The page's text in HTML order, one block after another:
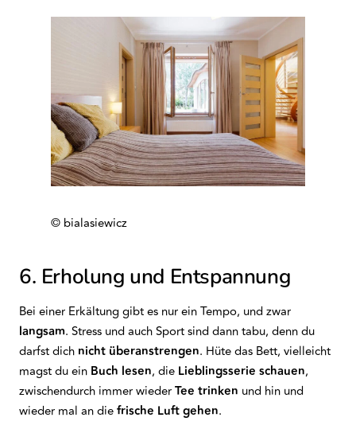
© bialasiewicz
6. Erholung und Entspannung
Bei einer Erkältung gibt es nur ein Tempo, und zwar
langsam. Stress und auch Sport sind dann tabu, denn du
darfst dich nicht überanstrengen. Hüte das Bett, vielleicht
magst du ein Buch lesen, die Lieblingsserie schauen,
zwischendurch immer wiederTee trinken und hin und
wieder mal an diefrische Luft gehen.